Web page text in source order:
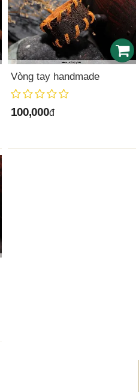
Vòng tay handmade
100,000đ